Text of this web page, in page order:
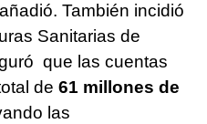
También incidió
Sanitarias de
que las cuentas
de 61 millones de
las